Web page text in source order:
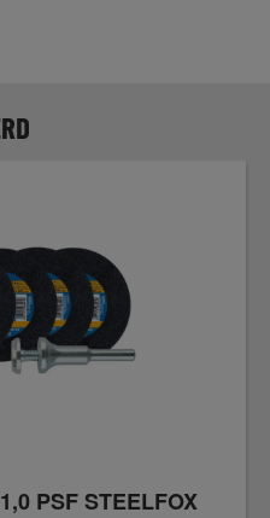
PSF STEELFOX